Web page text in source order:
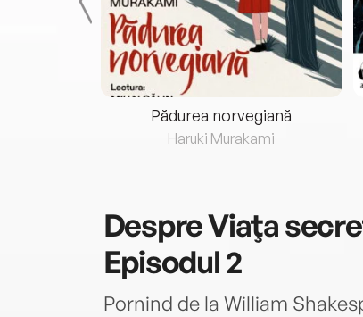
Pădurea norvegiană
Haruki Murakami
DespreViaţa
Episodul 2
Pornind de la William